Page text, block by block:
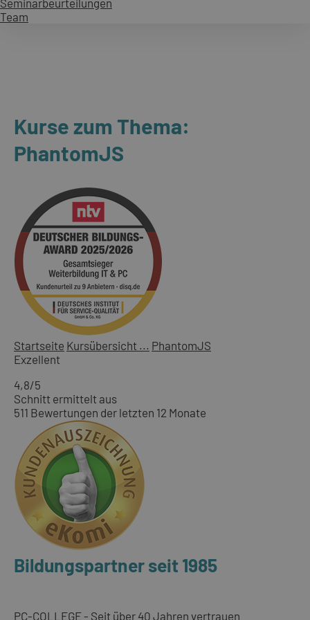
Team
Kurse zum Thema:
PhantomJS
Startseite Kursübersicht ... PhantomJS
Exzellent
4,8/5
Schnitt ermittelt aus
511 Bewertungen der letzten 12 Monate
Bildungspartner seit 1985
PC-COLLEGE - Seit über 40 Jahren vertrauen